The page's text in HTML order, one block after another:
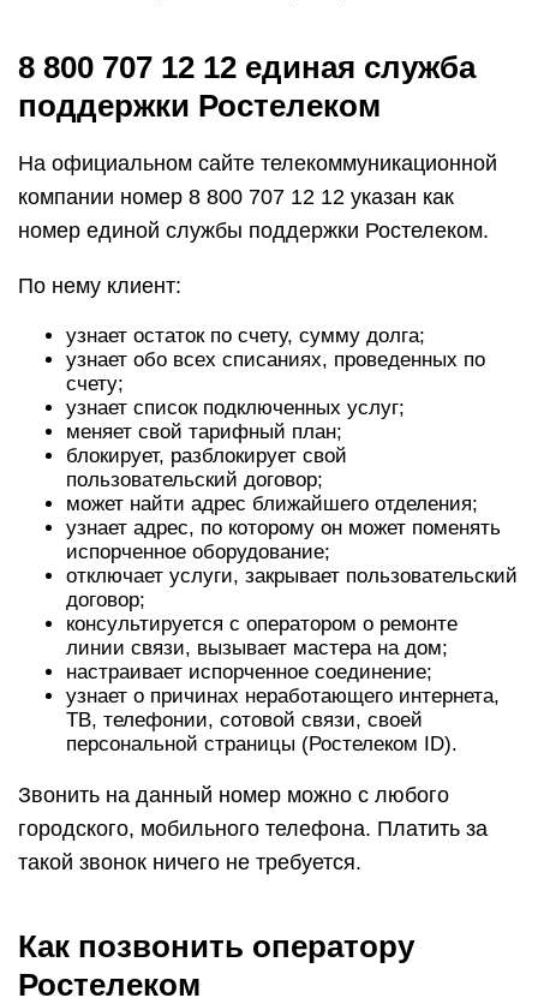
8 800 707 12 12 единая служба
поддержки Ростелеком
На официальном сайте телекоммуникационной
компании номер 8 800 707 12 12 указан как
номер единой службы поддержки Ростелеком.
По нему клиент:
узнает остаток по счету, сумму долга;
узнает обо всех списаниях, проведенных по
счету;
узнает список подключенных услуг;
меняет свой тарифный план;
блокирует, разблокирует свой
пользовательский договор;
может найти адрес ближайшего отделения;
узнает адрес, по которому он может поменять
испорченное оборудование;
отключает услуги, закрывает пользовательский
договор;
консультируется с оператором о ремонте
линии связи, вызывает мастера на дом;
настраивает испорченное соединение;
узнает о причинах неработающего интернета,
ТВ, телефонии, сотовой связи, своей
персональной страницы (Ростелеком ID).
Звонить на данный номер можно с любого
городского, мобильного телефона. Платить за
такой звонок ничего не требуется.
Как позвонить оператору
Ростелеком